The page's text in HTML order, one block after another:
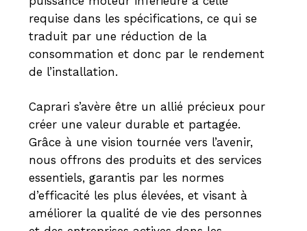
requise dans les spécifications, ce qui se
traduit par une réduction de la
consommation et donc par le rendement
de l’installation.
Caprari s’avère être un allié précieux pour
créer une valeur durable et partagée.
Grâce à une vision tournée vers l’avenir,
nous offrons des produits et des services
essentiels, garantis par les normes
d’efficacité les plus élevées, et visant à
améliorer la qualité de vie des personnes